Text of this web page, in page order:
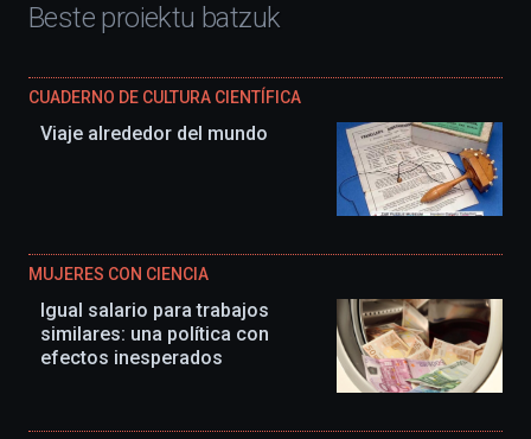
Beste proiektu batzuk
CUADERNO DE CULTURA CIENTÍFICA
Viaje alrededor del mundo
MUJERES CON CIENCIA
Igual salario para trabajos
similares: una política con
efectos inesperados